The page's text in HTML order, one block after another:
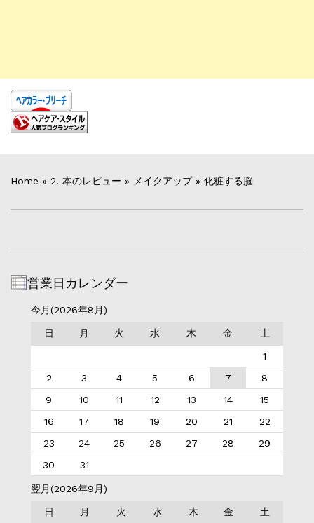
Home » 2. 本のレビュー » メイクアップ » 化粧する脳
営業日カレンダー
今月(2026年8月)
日 月 火 水 木 金 土
1
2
3 4 5 6 7
8
9
10 11 12 13 14
15
16
17 18 19 20 21
22
23
24 25 26 27 28
29
30
31
翌月(2026年9月)
日 月 火 水 木 金 土